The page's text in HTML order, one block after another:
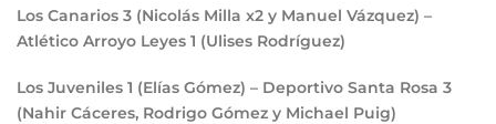
Los Canarios 3 (Nicolás Milla x2 y Manuel Vázquez) –
Atlético Arroyo Leyes 1 (Ulises Rodríguez)
Los Juveniles 1 (Elías Gómez) – Deportivo Santa Rosa 3
(Nahir Cáceres, Rodrigo Gómez y Michael Puig)